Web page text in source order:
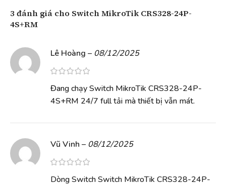
3 đánh giá cho Switch MikroTik CRS328-24P-
4S+RM
Lê Hoàng – 08/12/2025
Đang chạy Switch MikroTik CRS328-24P-
4S+RM 24/7 full tải mà thiết bị vẫn mát.
Vũ Vinh – 08/12/2025
Dòng Switch Switch MikroTik CRS328-24P-